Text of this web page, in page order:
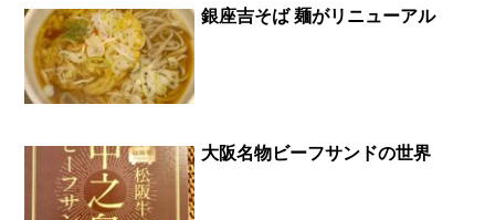
銀座吉そば 麺がリニューアル
大阪名物ビーフサンドの世界